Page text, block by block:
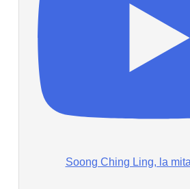
Soong Ching Ling, la